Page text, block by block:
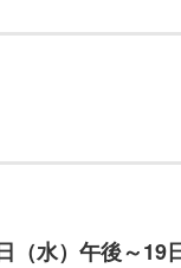
水）午後～19